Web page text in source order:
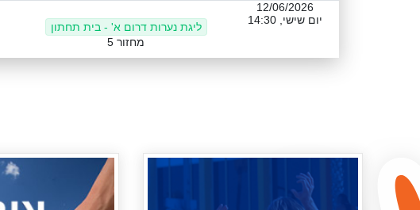
12/06/2026
יום שישי, 14:30
ליגת נערות דרום א' - בית תחתון
מחזור 5